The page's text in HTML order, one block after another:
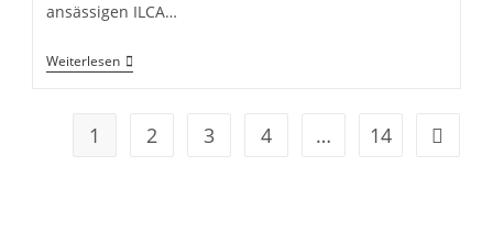
ansässigen ILCA…
WeiterlesenKehraus
2025
1 2 3 4 … 14 Gehe